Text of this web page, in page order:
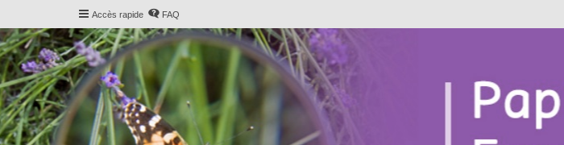
Accès rapide FAQ